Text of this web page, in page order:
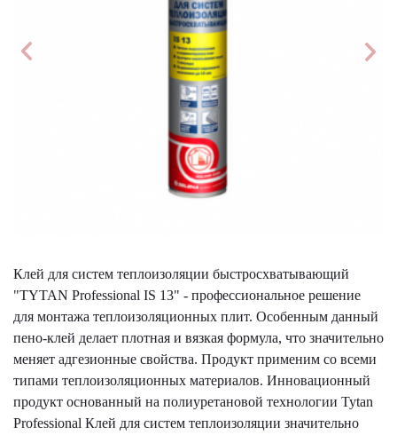
Клей для систем теплоизоляции быстросхватывающий
"TYTAN Professional IS 13" - профессиональное решение
для монтажа теплоизоляционных плит. Особенным данный
пено-клей делает плотная и вязкая формула, что значительно
меняет адгезионные свойства. Продукт применим со всеми
типами теплоизоляционных материалов. Инновационный
продукт основанный на полиуретановой технологии Tytan
Professional Клей для систем теплоизоляции значительно